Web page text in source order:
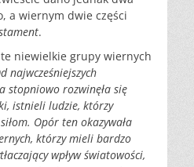
a wiernym dwie części
.
niewielkie grupy wiernych
najwcześniejszych
stopniowo rozwinęła się
istnieli ludzie, którzy
Opór ten okazywała
którzy mieli bardzo
wpływ światowości,